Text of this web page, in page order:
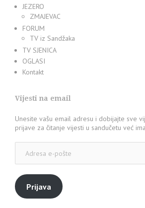
JEZERO
ZMAJEVAC
FORUM
TV iz Sandžaka
TV SJENICA
OGLASI
Kontakt
Vijesti na email
Unesite vašu email adresu i dobijajte sve
prijave za čitanje vijesti u sandučetu već
pošte
Prijava